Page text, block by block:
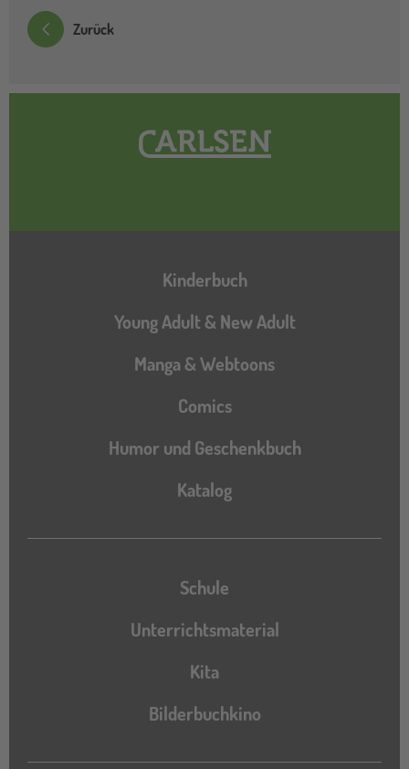
Zurück
Hauptnavigation
Kinderbuch
Young Adult & New Adult
Manga & Webtoons
Comics
Humor und Geschenkbuch
Katalog
Katalog
Schule
Unterrichtsmaterial
Kita
Bilderbuchkino